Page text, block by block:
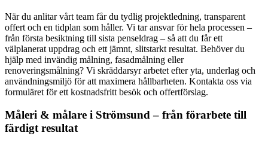
När du anlitar vårt team får du tydlig projektledning, transparent
offert och en tidplan som håller. Vi tar ansvar för hela processen –
från första besiktning till sista penseldrag – så att du får ett
välplanerat uppdrag och ett jämnt, slitstarkt resultat. Behöver du
hjälp med invändig målning, fasadmålning eller
renoveringsmålning? Vi skräddarsyr arbetet efter yta, underlag och
användningsmiljö för att maximera hållbarheten. Kontakta oss via
formuläret för ett kostnadsfritt besök och offertförslag.
Måleri & målare i Strömsund – från förarbete till
färdigt resultat